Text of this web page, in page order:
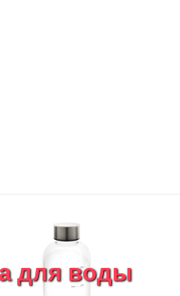
для воды